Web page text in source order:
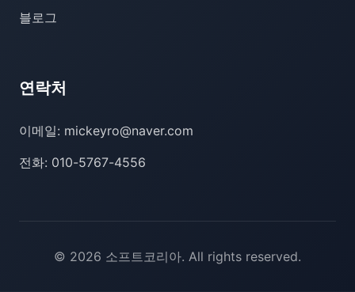
블로그
연락처
이메일: mickeyro@naver.com
전화: 010-5767-4556
© 2026 소프트코리아. All rights reserved.